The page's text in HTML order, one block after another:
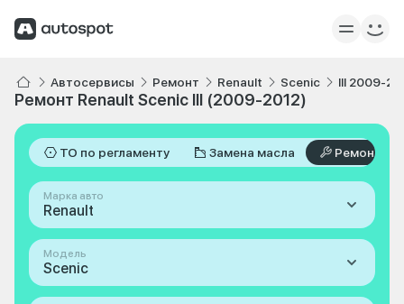
Автосервисы Ремонт Renault Scenic III 2009-
Ремонт Renault Scenic III (2009-2012)
ТО по регламенту Замена масла Ремонт
Марка авто
Renault
Модель
Scenic